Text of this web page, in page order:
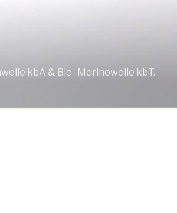
kbA & Bio- Merinowolle kbT.